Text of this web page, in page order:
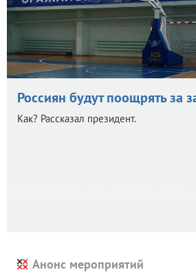
Россиян будут поощрять за
Как? Рассказал президент.
Анонс мероприятий